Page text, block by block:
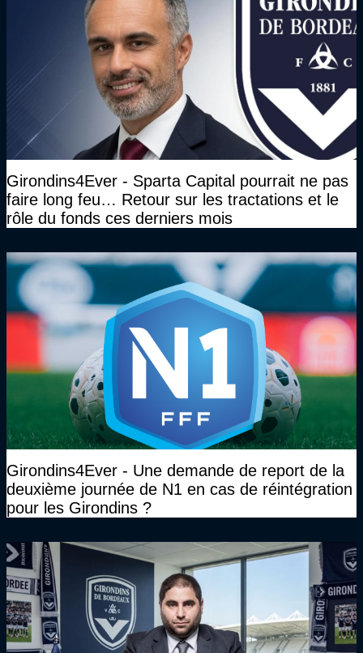
Girondins4Ever - Sparta Capital pourrait ne pas
faire long feu… Retour sur les tractations et le
rôle du fonds ces derniers mois
Girondins4Ever - Une demande de report de la
deuxième journée de N1 en cas de réintégration
pour les Girondins ?